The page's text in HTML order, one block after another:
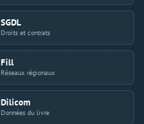
SGDL
Droits et contrats
Fill
Réseaux régionaux
Dilicom
Données du livre